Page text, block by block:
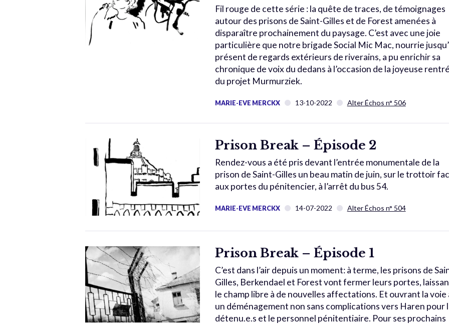
Fil rouge de cette série : la quête de traces, de témoignages
autour des prisons de Saint-Gilles et de Forest amenées à
disparaître prochainement du paysage. C’est avec une joie
particulière que notre brigade Social Mic Mac, nourrie
présent de regards extérieurs de riverains, a pu enrichir sa
chronique de voix du dedans à l’occasion de la joyeuse
du projet Murmurziek.
MARIE-EVE MERCKX 13-10-2022 Alter Échos n° 506
Prison Break – Épisode 2
Rendez-vous a été pris devant l’entrée monumentale de la
prison de Saint-Gilles un beau matin de juin, sur le trottoir
aux portes du pénitencier, à l’arrêt du bus 54.
MARIE-EVE MERCKX 14-07-2022 Alter Échos n° 504
Prison Break – Épisode 1
C’est dans l’air depuis un moment: à terme, les prisons de
Gilles, Berkendael et Forest vont fermer leurs portes,
le champ libre à de nouvelles affectations. Et ouvrant la voie
un déménagement non sans complications vers Haren pour
détenu.e.s et le personnel pénitentiaire. Pour ses prochains